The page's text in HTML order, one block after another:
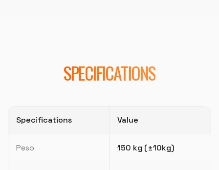
SPECIFICATIONS
Specifications Value
Peso 150 kg (±10kg)